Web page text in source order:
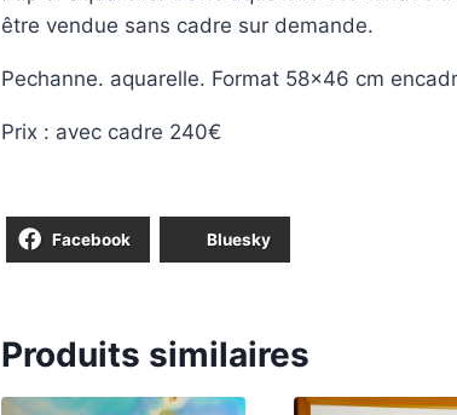
être vendue sans cadre sur demande.
Pechanne. aquarelle. Format 58×46 cm
Prix : avec cadre 240€
Facebook Bluesky
Produits similaires